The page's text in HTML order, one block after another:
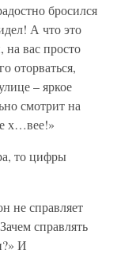
бросился
А что это
вас просто
оторваться,
– яркое
смотрит на
х…вее!»
то цифры
не справляет
справлять
И